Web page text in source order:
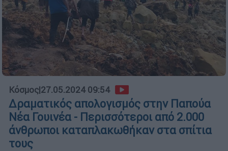
Κόσμος|27.05.2024 09:54
Δραματικός απολογισμός στην Παπούα
Νέα Γουινέα - Περισσότεροι από 2.000
άνθρωποι καταπλακωθήκαν στα σπίτια
τους